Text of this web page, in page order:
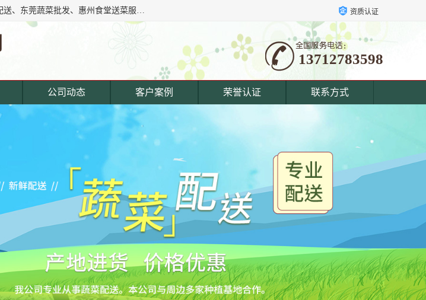
东莞市惠企膳食管理服务有限公司专注东莞深圳工厂饭堂承包、惠州食堂承包、深圳蔬菜配送、东莞蔬菜批发、惠州食堂送菜服务等综合性膳食服务公司。经营范围覆盖东城寮,主营产品: 东莞蔬菜配送公司,深圳饭堂承包公司,惠州饭堂承包公司,东莞饭堂承包公司,深圳蔬菜配送公司,厚街蔬菜配送公司,东莞食堂承包公司,东莞食材. 资质认证
13712783598
公司动态 客户案例 荣誉认证 联系方式